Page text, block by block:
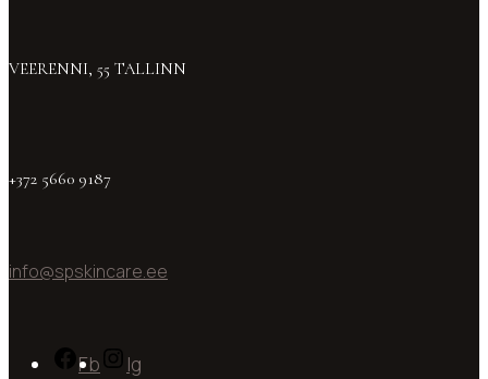
VEERENNI, 55 TALLINN
+372 5660 9187
info@spskincare.ee
Fb Ig